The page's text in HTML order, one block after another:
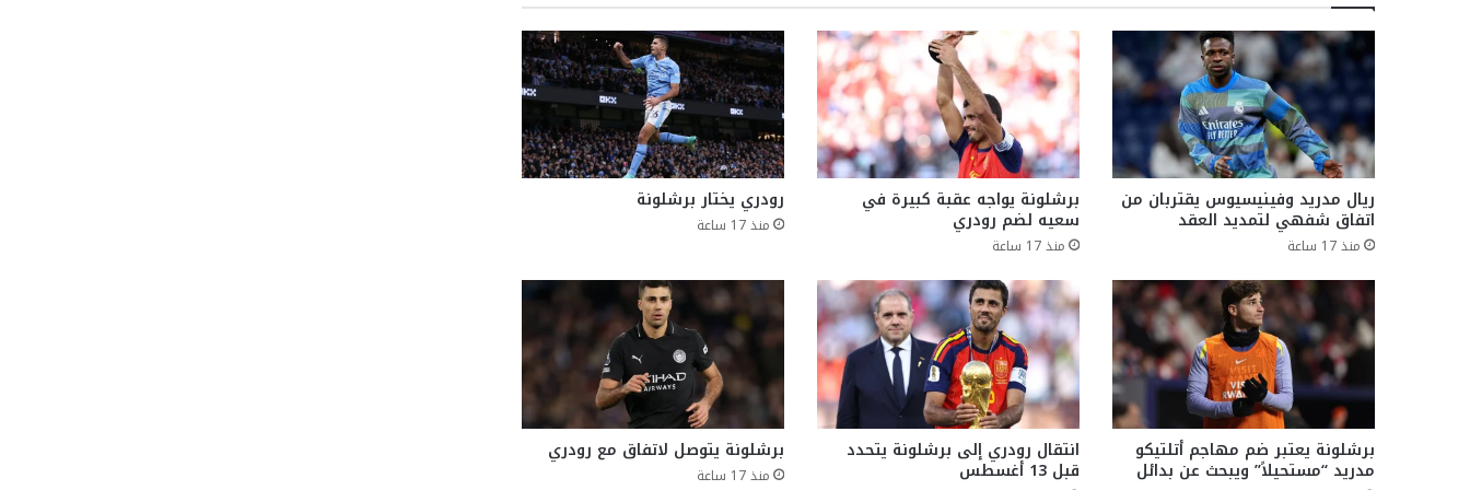
ريال مدريد وفينيسيوس يقتربان من
اتفاق شفهي لتمديد العقد
منذ 17 ساعة
برشلونة يواجه عقبة كبيرة في
سعيه لضم رودري
منذ 17 ساعة
رودري يختار برشلونة
منذ 17 ساعة
برشلونة يعتبر ضم مهاجم أتلتيكو
مدريد “مستحيلاً” ويبحث عن بدائل
انتقال رودري إلى برشلونة يتحدد
قبل 13 أغسطس
برشلونة يتوصل لاتفاق مع رودري
منذ 17 ساعة